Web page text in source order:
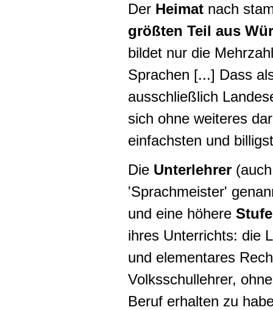
Der Heimat nach
größten Teil aus
bildet nur die
Sprachen [...] Dass
ausschließlich
sich ohne weiteres
einfachsten und
Die Unterlehrer
'Sprachmeister'
und eine höhere Stufe
ihres Unterrichts: die
und elementares
Volksschullehrer,
Beruf erhalten zu